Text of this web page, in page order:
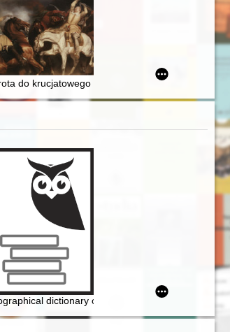
białostockiej
: correspondence from the years 1587 to 1668.
do krucjatowego podboju Prus, czyli o wielkiej
von Erich Fuchs und Otto Welzel
dictionary of graduates of the Polish